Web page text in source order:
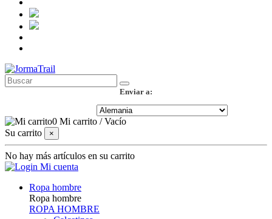
Enviar a:
0 Mi carrito /Vacío
Su carrito
×
No hay más artículos en su carrito
Mi cuenta
Ropa hombre
Ropa hombre
ROPA HOMBRE